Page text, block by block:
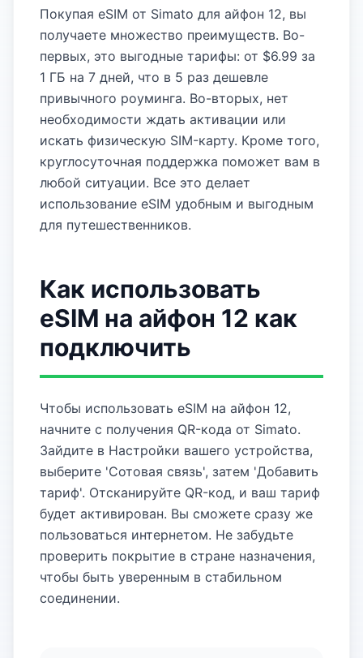
Покупая eSIM от Simato для айфон 12, вы
получаете множество преимуществ. Во-
первых, это выгодные тарифы: от $6.99 за
1 ГБ на 7 дней, что в 5 раз дешевле
привычного роуминга. Во-вторых, нет
необходимости ждать активации или
искать физическую SIM-карту. Кроме того,
круглосуточная поддержка поможет вам в
любой ситуации. Все это делает
использование eSIM удобным и выгодным
для путешественников.
Как использовать
eSIM на айфон 12 как
подключить
Чтобы использовать eSIM на айфон 12,
начните с получения QR-кода от Simato.
Зайдите в Настройки вашего устройства,
выберите 'Сотовая связь', затем 'Добавить
тариф'. Отсканируйте QR-код, и ваш тариф
будет активирован. Вы сможете сразу же
пользоваться интернетом. Не забудьте
проверить покрытие в стране назначения,
чтобы быть уверенным в стабильном
соединении.